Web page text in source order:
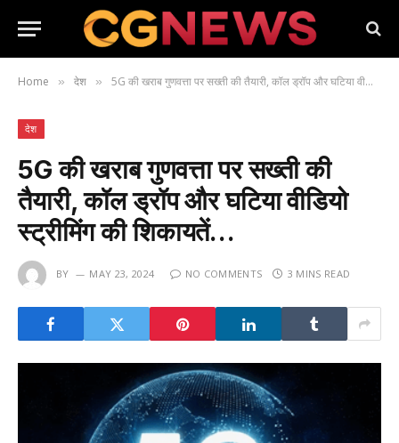
Home » देश » 5G की खराब गुणवत्ता पर सख्ती की तैयारी, कॉल ड्रॉप और घटिया वीडियो स्ट्रीमिंग की शिकायतें…
देश
5G की खराब गुणवत्ता पर सख्ती की
तैयारी, कॉल ड्रॉप और घटिया वीडियो
स्ट्रीमिंग की शिकायतें…
BY MAY 23, 2024 NO COMMENTS 3 MINS READ